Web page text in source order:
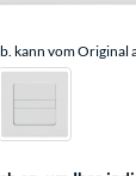
kann vom Original